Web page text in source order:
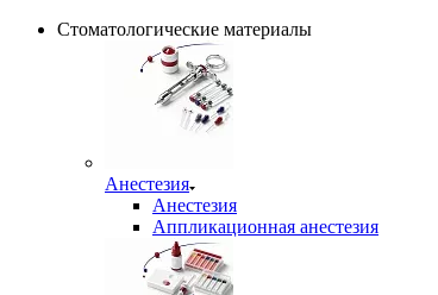
Стоматологические материалы
Анестезия
Анестезия
Аппликационная анестезия